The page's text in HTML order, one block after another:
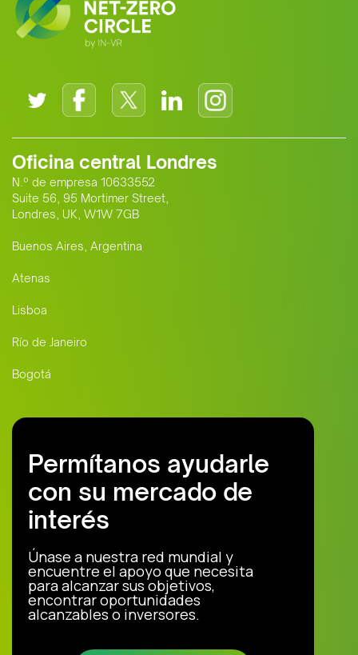
Oficina central Londres
N.º de empresa 10633552
Suite 56, 95 Mortimer Street,
Londres, UK, W1W 7GB
Buenos Aires, Argentina
Atenas
Lisboa
Río de Janeiro
Bogotá
Permítanos ayudarle
con su mercado de
interés
Únase a nuestra red mundial y
encuentre el apoyo que necesita
para alcanzar sus objetivos,
encontrar oportunidades
alcanzables o inversores.